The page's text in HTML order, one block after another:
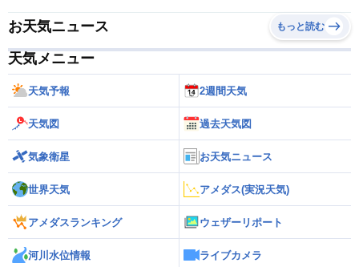
お天気ニュース もっと読む
天気メニュー
天気予報 2週間天気
天気図 過去天気図
気象衛星 お天気ニュース
世界天気 アメダス(実況天気)
アメダスランキング ウェザーリポート
河川水位情報 ライブカメラ